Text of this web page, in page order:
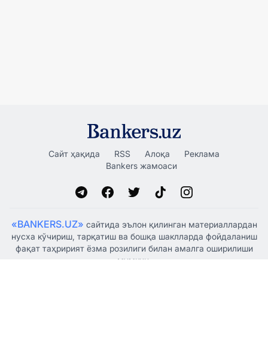
Сайт ҳақида RSS Алоқа
Реклама
Bankers жамоаси
«BANKERS.UZ» сайтида эълон қилинган материаллардан
нусха кўчириш, тарқатиш ва бошқа шаклларда фойдаланиш
фақат таҳририят ёзма розилиги билан амалга оширилиши
мумкин.